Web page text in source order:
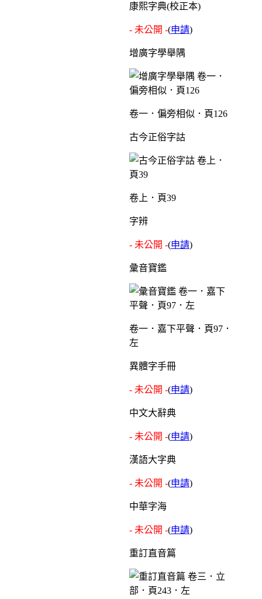
康熙字典(校正本)
- 未公開 -(申請)
增廣字學舉隅
卷一．偏旁相似．頁126
古今正俗字詁
卷上．頁39
字辨
- 未公開 -(申請)
彙音寶鑑
卷一．嘉下平聲．頁97．
左
異體字手冊
- 未公開 -(申請)
中文大辭典
- 未公開 -(申請)
漢語大字典
- 未公開 -(申請)
中華字海
- 未公開 -(申請)
重訂直音篇